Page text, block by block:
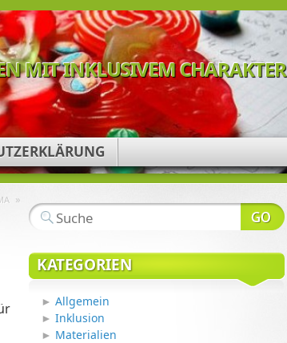
MIT INKLUSIVEM CHARAKTER
»
KATEGORIEN
Allgemein
Inklusion
Materialien